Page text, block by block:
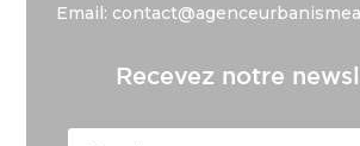
Email:
Recevez notre